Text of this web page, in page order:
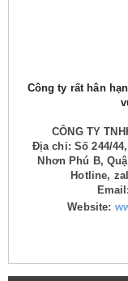
Công ty rất hân
CÔNG TY
Địa chỉ: Số 244/
Nhơn Phú B,
Hotline,
Email:
Website: